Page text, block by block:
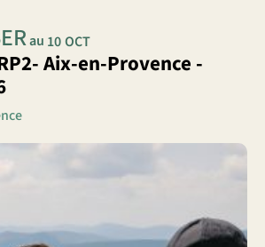
au 10OCT
Aix-en-Provence -